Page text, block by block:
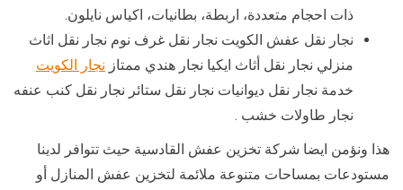
ذات احجام متعددة، اربطة، بطانيات، اكياس نايلون.
نجار نقل عفش الكويت نجار نقل غرف نوم نجار نقل اثاث
منزلي نجار نقل أثاث ايكيا نجار هندي ممتاز نجار الكويت
خدمة نجار نقل ديوانيات نجار نقل ستائر نجار نقل كنب عنفه
نجار طاولات خشب .
هذا ونؤمن ايضا شركة تخزين عفش القادسية حيث تتوافر لدينا
مستودعات بمساحات متنوعة ملائمة لتخزين عفش المنازل أو